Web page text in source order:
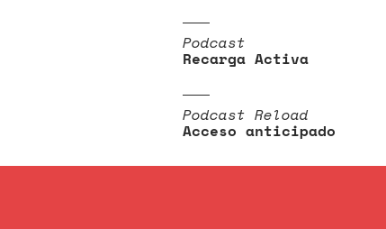
Podcast
Recarga Activa
Podcast Reload
Acceso anticipado